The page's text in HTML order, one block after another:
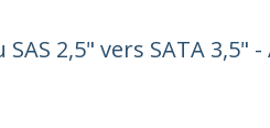
2,5" vers SATA 3,5"